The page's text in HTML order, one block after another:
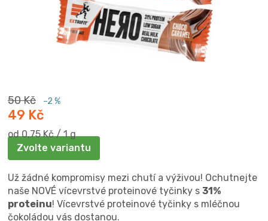
50 Kč –2 %
49 Kč
Měrná
cena:
od 0,75 Kč / 1 g
Zvolte variantu
Už žádné kompromisy mezi chutí a výživou! Ochutnejte
naše NOVÉ vícevrstvé proteinové tyčinky s 31%
proteinu! Vícevrstvé proteinové tyčinky s mléčnou
čokoládou vás dostanou.